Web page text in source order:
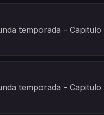
temporada - Capitulo
temporada - Capitulo